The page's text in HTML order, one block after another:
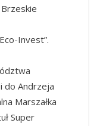
Invest”.
do Andrzeja
Marszałka
Super